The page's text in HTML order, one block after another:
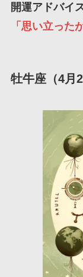
開運アドバイ
「思い立った
牡牛座（4月